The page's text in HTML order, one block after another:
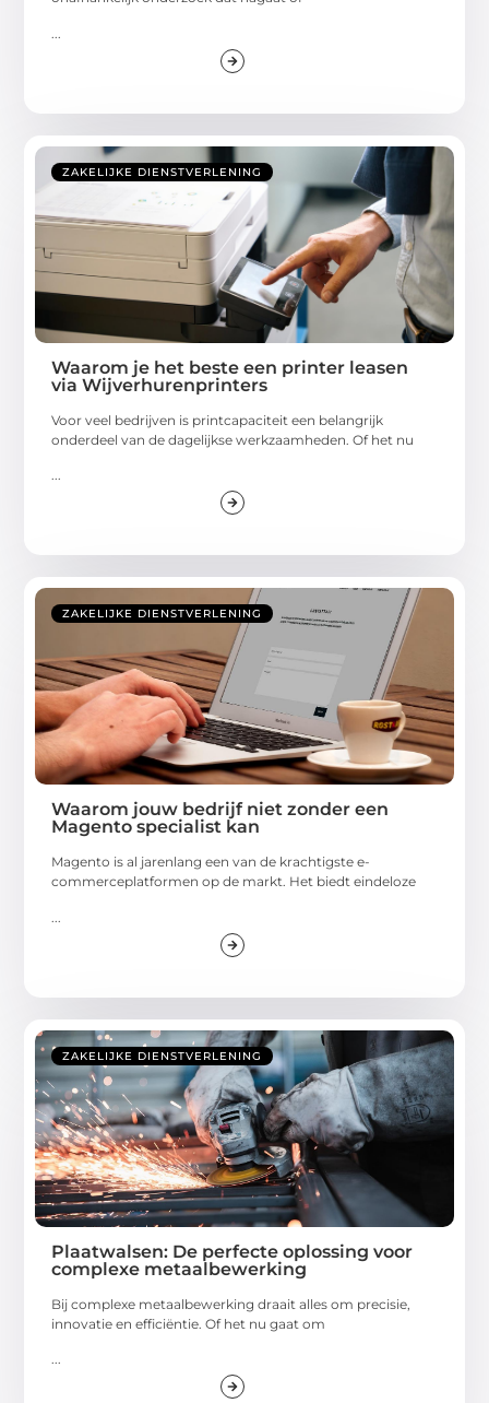
ZAKELIJKE DIENSTVERLENING
Waarom je het beste een printer leasen
via Wijverhurenprinters
Voor veel bedrijven is printcapaciteit een belangrijk
onderdeel van de dagelijkse werkzaamheden. Of het nu
...
ZAKELIJKE DIENSTVERLENING
Waarom jouw bedrijf niet zonder een
Magento specialist kan
Magento is al jarenlang een van de krachtigste e-
commerceplatformen op de markt. Het biedt eindeloze
ZAKELIJKE DIENSTVERLENING
Plaatwalsen: De perfecte oplossing voor
complexe metaalbewerking
Bij complexe metaalbewerking draait alles om precisie,
innovatie en efficiëntie. Of het nu gaat om
...